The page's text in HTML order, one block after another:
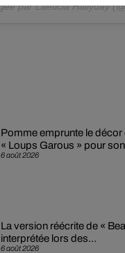
6 août 2026
Pomme emprunte le décor
« Loups Garous » pour
6 août 2026
La version réécrite de «
interprétée lors des...